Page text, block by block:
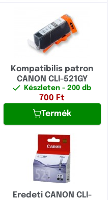
Kompatibilis patron
CANON CLI-521GY
Készleten- 200 db
700 Ft
Termék
Eredeti CANON CLI-